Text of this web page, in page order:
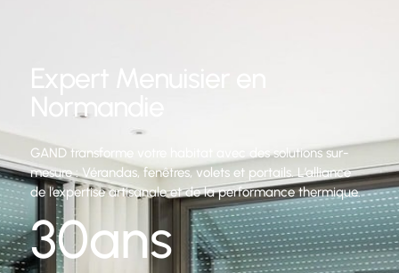
Expert Menuisier en
Normandie
GAND transforme votre habitat avec des solutions sur-
mesure : Vérandas, fenêtres, volets et portails. L’alliance
de l’expertise artisanale et de la performance thermique.
30ans